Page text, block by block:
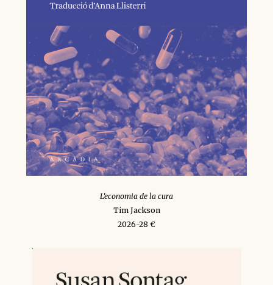
L’economia de la cura
Tim Jackson
2026-28 €